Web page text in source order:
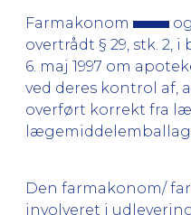
Farmakonom
overtrådt § 29, stk. 2,
6. maj 1997 om
ved deres kontrol af,
overført korrekt fra
Den farmakonom/
involveret i